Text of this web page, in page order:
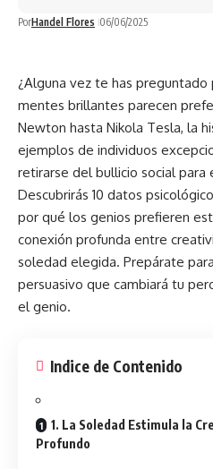
PorHandel Flores 06/06/2025
¿Alguna vez te has preguntado
mentes brillantes parecen
Newton hasta Nikola Tesla, la
ejemplos de individuos
retirarse del bullicio social para
Descubrirás 10 datos
por qué los genios prefieren
conexión profunda entre
soledad elegida. Prepárate
persuasivo que cambiará tu
el genio.
Indice de Contenido
1. La Soledad Estimula la
Profundo